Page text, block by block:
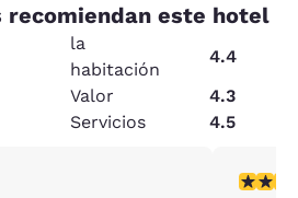
recomiendan este hotel
la
habitación
4.4
Valor
4.3
Servicios 4.5
Feria. 1 reseña